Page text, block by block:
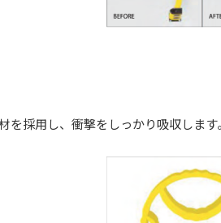
を採用し、衝撃をしっかり吸収しま